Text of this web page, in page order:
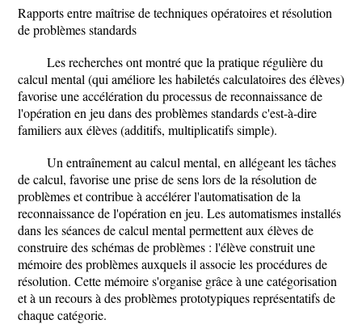
Rapports entre maîtrise de techniques opératoires et résolution
de problèmes standards
Les recherches ont montré que la pratique régulière du
calcul mental (qui améliore les habiletés calculatoires des élèves)
favorise une accélération du processus de reconnaissance de
l'opération en jeu dans des problèmes standards c'est-à-dire
familiers aux élèves (additifs, multiplicatifs simple).
Un entraînement au calcul mental, en allégeant les tâches
de calcul, favorise une prise de sens lors de la résolution de
problèmes et contribue à accélérer l'automatisation de la
reconnaissance de l'opération en jeu. Les automatismes installés
dans les séances de calcul mental permettent aux élèves de
construire des schémas de problèmes : l'élève construit une
mémoire des problèmes auxquels il associe les procédures de
résolution. Cette mémoire s'organise grâce à une catégorisation
et à un recours à des problèmes prototypiques représentatifs de
chaque catégorie.